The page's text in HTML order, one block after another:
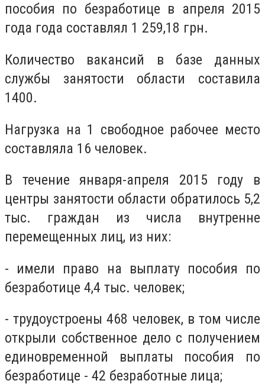
пособия по безработице в апреля 2015
года года составлял 1 259,18 грн.
Количество вакансий в базе данных
службы занятости области составила
1400.
Нагрузка на 1 свободное рабочее место
составляла 16 человек.
В течение января-апреля 2015 году в
центры занятости области обратилось 5,2
тыс. граждан из числа внутренне
перемещенных лиц, из них:
- имели право на выплату пособия по
безработице 4,4 тыс. человек;
- трудоустроены 468 человек, в том числе
открыли собственное дело с получением
единовременной выплаты пособия по
безработице - 42 безработные лица;